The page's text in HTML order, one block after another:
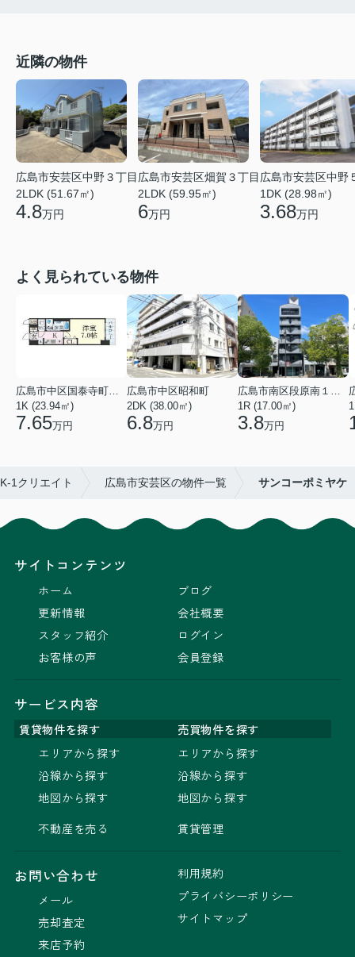
近隣の物件
広島市安芸区中野３丁目
2LDK (51.67㎡)
4.8万円
広島市安芸区畑賀３丁目
2LDK (59.95㎡)
6万円
広島市安芸区中野
1DK (28.98㎡)
3.68万円
よく見られている物件
1K (23.94㎡)
7.65万円
広島市中区昭和町
2DK (38.00㎡)
6.8万円
1R (17.00㎡)
3.8万円
1クリエイト 広島市安芸区の物件一覧 サンコーポミヤケ
サイトコンテンツ
ホーム
更新情報
スタッフ紹介
お客様の声
ブログ
会社概要
ログイン
会員登録
サービス内容
賃貸物件を探す
売買物件を探す
エリアから探す
沿線から探す
地図から探す
不動産を売る
エリアから探す
沿線から探す
地図から探す
賃貸管理
お問い合わせ
メール
売却査定
来店予約
利用規約
プライバシーポリシー
サイトマップ